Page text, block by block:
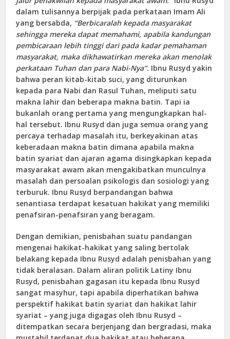
dalam tulisannya berpijak pada perkataan Imam Ali
yang bersabda, “Berbicaralah kepada masyarakat
sehingga mereka dapat memahami, apabila kandungan
pembicaraan lebih tinggi dari pada kadar pemahaman
masyarakat, maka dikhawatirkan mereka akan menolak
perkataan Tuhan dan para Nabi-Nya”. Ibnu Rusyd yakin
bahwa peran kitab-kitab suci, yang diturunkan
kepada para Nabi dan Rasul Tuhan, meliputi satu
makna lahir dan beberapa makna batin. Tapi ia
bukanlah orang pertama yang mengungkapkan hal-
hal tersebut. Ibnu Rusyd dan juga semua orang yang
percaya terhadap masalah itu, berkeyakinan atas
keberadaan makna batin dimana apabila makna
batin syariat dan ajaran agama disingkapkan kepada
masyarakat awam akan mengakibatkan munculnya
masalah dan persoalan psikologis dan sosiologi yang
terburuk. Ibnu Rusyd berpandangan bahwa
senantiasa terdapat kesatuan hakikat yang memiliki
penafsiran-penafsiran yang beragam.
Dengan demikian, penisbahan suatu pandangan
mengenai hakikat-hakikat yang saling bertolak
belakang kepada Ibnu Rusyd adalah penisbahan yang
tidak beralasan. Dalam aliran politik Latiny Ibnu
Rusyd, penisbahan gagasan itu kepada Ibnu Rusyd
sangat masyhur, tapi apabila diperhatikan bahwa
perspektif hakikat batin syariat dan hakikat lahir
syariat – yang juga digagas oleh Ibnu Rusyd –
ditempatkan secara berjenjang dan bergradasi, maka